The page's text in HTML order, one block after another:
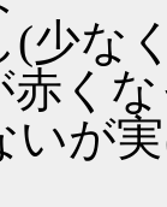
(少な
赤く
いが